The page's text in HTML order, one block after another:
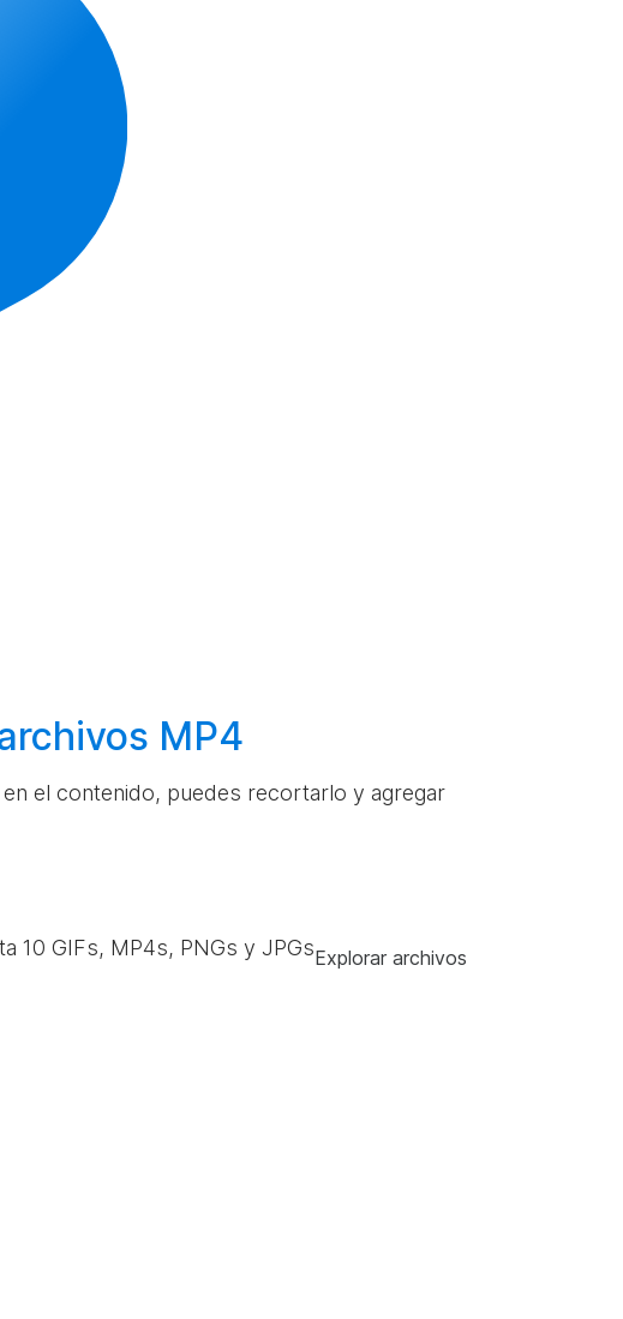
MP4
el contenido, puedes recortarlo y agregar
10 GIFs, MP4s, PNGs y JPGsExplorar archivos